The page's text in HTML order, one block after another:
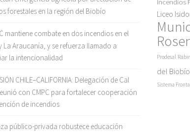
forestales en la región del Biobío
mantiene combate en dos incendios en el
La Araucanía, y se refuerza llamado a
la intencionalidad
CHILE–CALIFORNIA: Delegación de Cal
con CMPC para fortalecer cooperación
de incendios
público-privada robustece educación
Liceo
Prodesal
del Biobío
Sistema Frontal